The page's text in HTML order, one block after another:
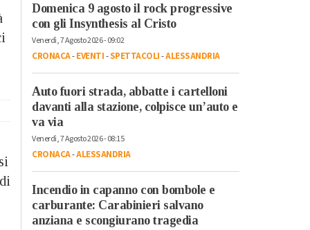
Domenica 9 agosto il rock progressive
con gli Insynthesis al Cristo
Venerdì, 7 Agosto 2026 - 09:02
CRONACA-EVENTI-SPETTACOLI-ALESSANDRIA
Auto fuori strada, abbatte i cartelloni
davanti alla stazione, colpisce un’auto e
va via
Venerdì, 7 Agosto 2026 - 08:15
CRONACA-ALESSANDRIA
Incendio in capanno con bombole e
carburante: Carabinieri salvano
anziana e scongiurano tragedia